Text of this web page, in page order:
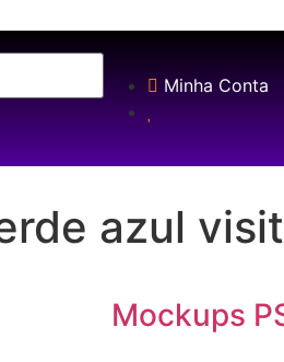
Minha Conta
azul
Mockups